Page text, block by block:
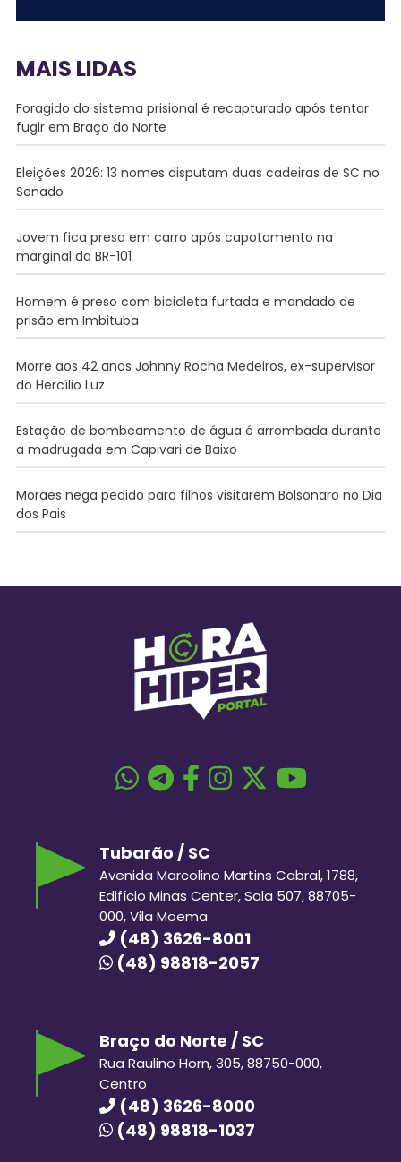
MAIS LIDAS
Foragido do sistema prisional é recapturado após tentar
fugir em Braço do Norte
Eleições 2026: 13 nomes disputam duas cadeiras de SC no
Senado
Jovem fica presa em carro após capotamento na
marginal da BR-101
Homem é preso com bicicleta furtada e mandado de
prisão em Imbituba
Morre aos 42 anos Johnny Rocha Medeiros, ex-supervisor
do Hercílio Luz
Estação de bombeamento de água é arrombada durante
a madrugada em Capivari de Baixo
Moraes nega pedido para filhos visitarem Bolsonaro no Dia
dos Pais
Tubarão / SC
Avenida Marcolino Martins Cabral, 1788,
Edifício Minas Center, Sala 507, 88705-
000, Vila Moema
(48) 3626-8001
(48) 98818-2057
Braço do Norte / SC
Rua Raulino Horn, 305, 88750-000,
Centro
(48) 3626-8000
(48) 98818-1037